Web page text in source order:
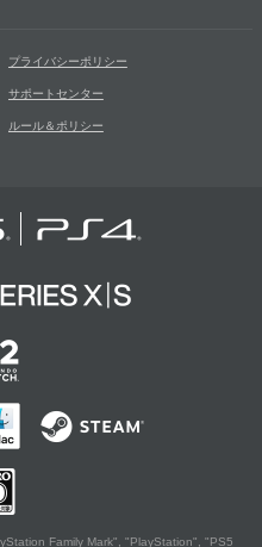
プライバシーポリシー
サポートセンター
ルール＆ポリシー
Family Mark", "PlayStation", "PS5